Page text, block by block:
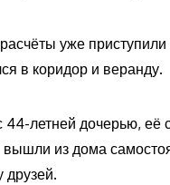
уже
в коридор и веранду.
44-летней дочерью,
вышли из дома
друзей.